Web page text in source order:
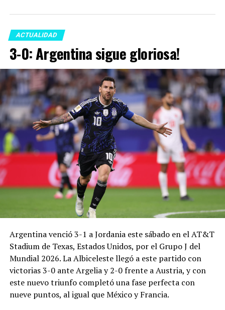
ACTUALIDAD
3-0: Argentina sigue gloriosa!
Argentina venció 3-1 a Jordania este sábado en el AT&T
Stadium de Texas, Estados Unidos, por el Grupo J del
Mundial 2026. La Albiceleste llegó a este partido con
victorias 3-0 ante Argelia y 2-0 frente a Austria, y con
este nuevo triunfo completó una fase perfecta con
nueve puntos, al igual que México y Francia.